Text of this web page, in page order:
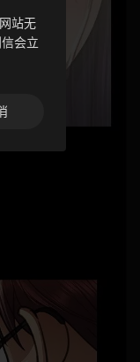
站无
会立